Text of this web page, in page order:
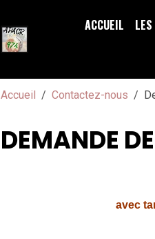
ACCUEIL
Accueil Contactez-nous
DEMANDE
avec